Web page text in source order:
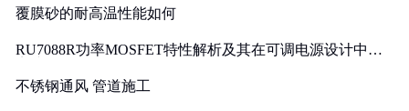
覆膜砂的耐高温性能如何
RU7088R功率MOSFET特性解析及其在可调电源设计中的
不锈钢通风 管道施工